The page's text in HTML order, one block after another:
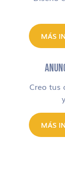
MÁS
Creo tus
MÁS